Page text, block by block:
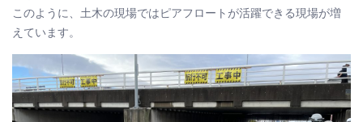
このように、土木の現場ではピアフロートが活躍できる現場が増
えています。